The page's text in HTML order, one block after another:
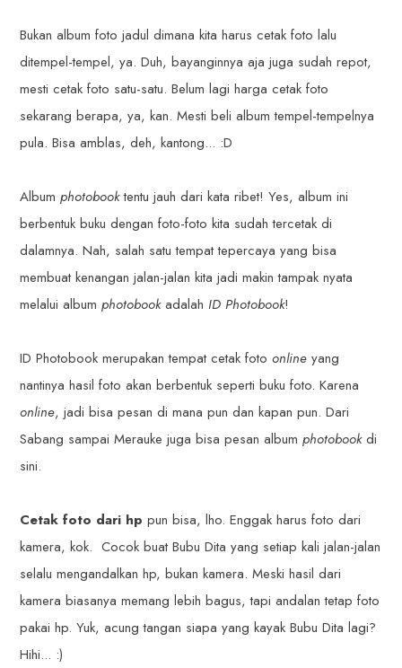
Bukan album foto jadul dimana kita harus cetak foto lalu
ditempel-tempel, ya. Duh, bayanginnya aja juga sudah repot,
mesti cetak foto satu-satu. Belum lagi harga cetak foto
sekarang berapa, ya, kan. Mesti beli album tempel-tempelnya
pula. Bisa amblas, deh, kantong... :D
Albumphotobooktentu jauh dari kata ribet! Yes, album ini
berbentuk buku dengan foto-foto kita sudah tercetak di
dalamnya. Nah, salah satu tempat tepercaya yang bisa
membuat kenangan jalan-jalan kita jadi makin tampak nyata
melalui album photobookadalahID Photobook!
ID Photobook merupakan tempat cetak fotoonline yang
nantinya hasil foto akan berbentuk seperti buku foto. Karena
online, jadi bisa pesan di mana pun dan kapan pun. Dari
Sabang sampai Merauke juga bisa pesan albumphotobookdi
sini.
Cetak foto dari hp pun bisa, lho. Enggak harus foto dari
kamera, kok. Cocok buat Bubu Dita yang setiap kali jalan-jalan
selalu mengandalkan hp, bukan kamera. Meski hasil dari
kamera biasanya memang lebih bagus, tapi andalan tetap foto
pakai hp. Yuk, acung tangan siapa yang kayak Bubu Dita lagi?
Hihi... :)